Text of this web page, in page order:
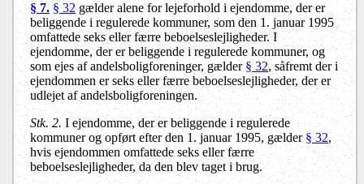
§ 7. § 32 gælder alene for lejeforhold i ejendomme, der er
beliggende i regulerede kommuner, som den 1. januar 1995
omfattede seks eller færre beboelseslejligheder. I
ejendomme, der er beliggende i regulerede kommuner, og
som ejes af andelsboligforeninger, gælder§ 32, såfremt der i
ejendommen er seks eller færre beboelseslejligheder, der er
udlejet af andelsboligforeningen.
Stk. 2. I ejendomme, der er beliggende i regulerede
kommuner og opført efter den 1. januar 1995, gælder § 32,
hvis ejendommen omfattede seks eller færre
beboelseslejligheder, da den blev taget i brug.